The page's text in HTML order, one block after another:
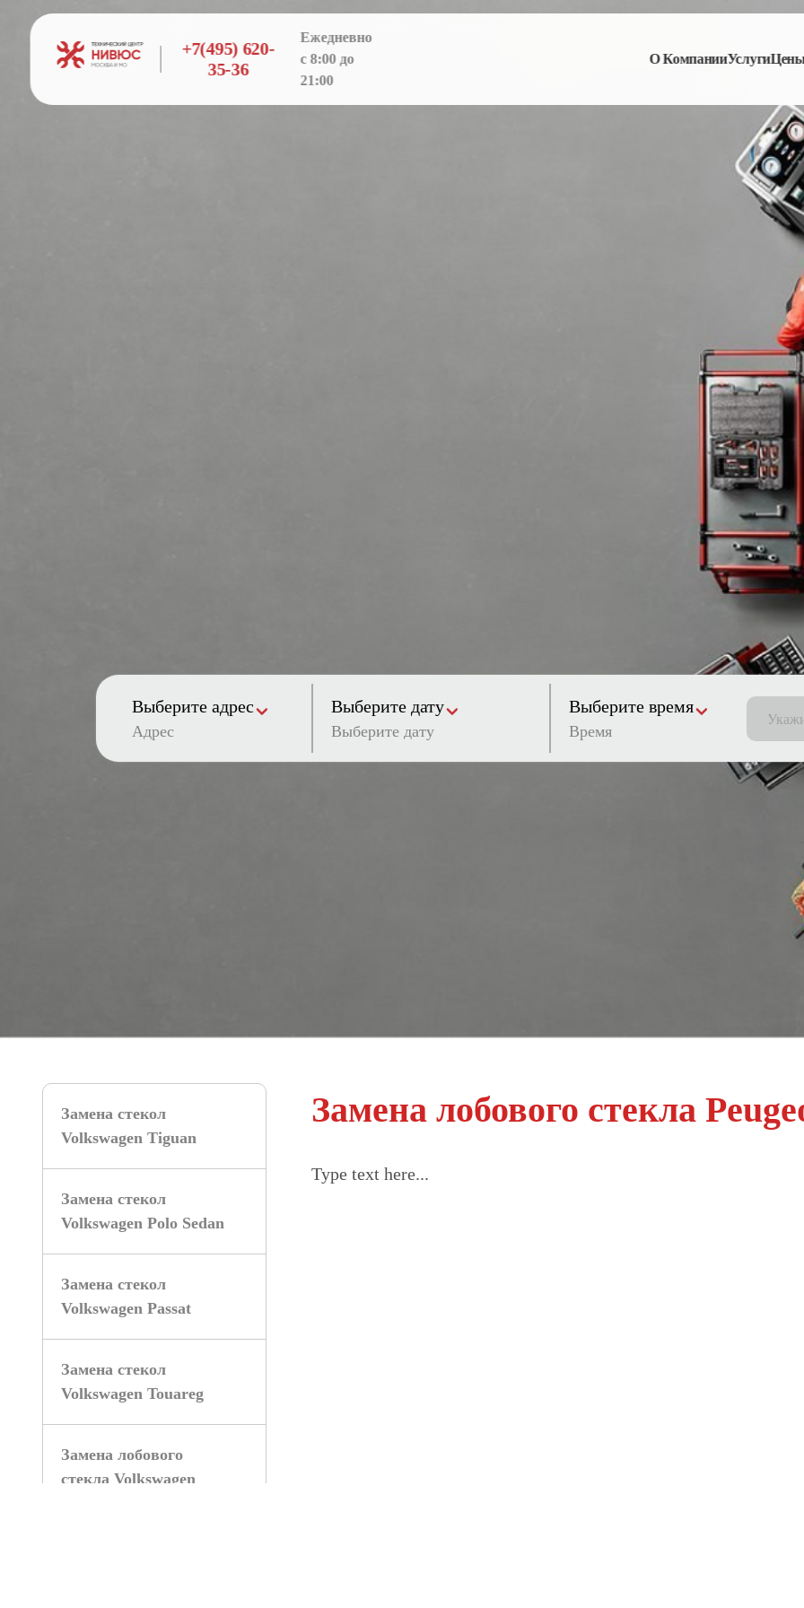
+7(495) 620-
35-36
Ежедневно
с 8:00 до
21:00
О КомпанииУслуги
Выберите адрес
Адрес
Выберите дату Выберите время
Время
Замена стекол
Volkswagen Tiguan
Замена стекол
Volkswagen Polo Sedan
Замена стекол
Volkswagen Passat
Замена стекол
Volkswagen Touareg
Замена лобового
стекла Volkswagen
Замена лобового стекла
Type text here...